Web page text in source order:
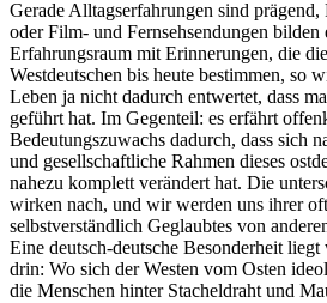
Gerade Alltagserfahrungen sind
oder Film- und Fernsehsendungen bilden
Erfahrungsraum mit Erinnerungen, die
Westdeutschen bis heute bestimmen, so
Leben ja nicht dadurch entwertet, dass
geführt hat. Im Gegenteil: es erfährt
Bedeutungszuwachs dadurch, dass sich
und gesellschaftliche Rahmen dieses
nahezu komplett verändert hat. Die
wirken nach, und wir werden uns ihrer
selbstverständlich Geglaubtes von
Eine deutsch-deutsche Besonderheit
drin: Wo sich der Westen vom Osten
die Menschen hinter Stacheldraht und